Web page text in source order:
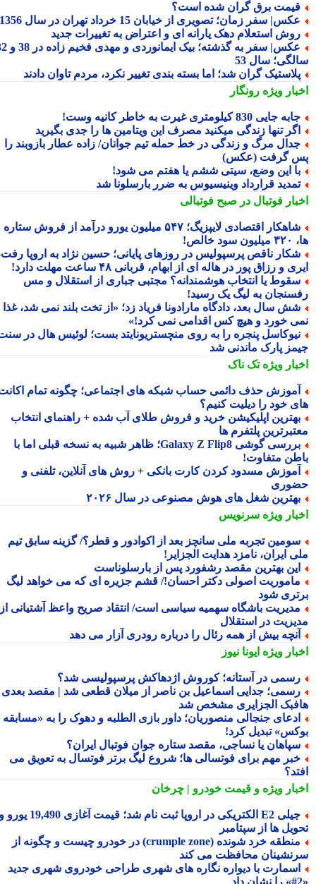
برق گران شده است؟
سفر زمان؛ تصویری از خیابان 15 خرداد تهران در سال 1356
استعلام دهک یارانه ای و اعتراض به تغییرات جدید
عکس| سفر به گذشته؛ بیک ایمانوردی و مهدی فخیم زاده در 38 و 32
سال 53
گران شد؛ اما بسته بندی تغییر نکرد، مردم تاوان دادند
ویژهرونگار
جایی 830 کیلومتری غیرت به خاطر کانیه وست!
تنها زندگی میکنید مصرف این ویتامین ها را جدی بگیرید
مرگ و زندگی در خط حمله تیم جوانان/ زاده عطار بازوبند را
گرفت (عکس)
این وضع، سیتی ششم یا هفتم می شود!
قرارداد وینیسیوس به ضرر بارسلونا شد
فوتبال در صبح فوتبالی
شاهکار اقتصادی لایپزیگ؛ ۵۴۷ میلیون یورو درآمد از فروش ستاره
ناقص پرسپولیس در روزهای پایانی؛ حسین نژاد به اروپا رفت،
و رزاق پور در هاله ای از ابهام، قربانی ۴۸ ساعت مهلت دارد!
یا انتخاب هوشمندانه؟ مجتبی جباری از استقلال و مس
به لیگ یک رسید!
سال بعد، دادگاه مارادونا فریاد زد؛ «از تخت بلند نمی شد، غذا
خورد و هیچ کس اقدامی نمی کرد!»
پنجره را به روی منچستریونایتد بست؛ لوئیس هال در سنت
پارک ماندنی شد
ویژهتک ناک
حذف دائمی حساب شبکه های اجتماعی؛ چگونه تمام اکانت
خود را دیلیت کنیم؟
اپلیکیشن خرید و فروش طلای آب شده + راهنمای انتخاب
پلتفرم ها
بررسی گوشی Galaxy Z Flip8؛ ظاهر شبیه به نسخه قبلی اما با
متفاوت!
مسدود کردن کارت بانکی + روش های آنلاین، تلفنی و
شغل های هوش مصنوعی در سال ۲۰۲۶
ویژهسرنویس
تجربه ملی سانچز بعد از اکوادور و قطر؟/ گزینه سابق تیم
ایران، نامزد هدایت الجزایر!
بهترین مقصد رشفورد پس از بارسلوناست
اصولی دکتر احسان!/ قشم جزیره ای که می خواهد لیگ
شود
باشگاه سهمیه سیاسی است/ انتقاد صریح واعظ آشتیانی از
در استقلال
بیش از همه رئال را درباره رودری آزار می دهد
ویژهایونا نیوز
در آستانه؛ کوروش اژدهاکش پرسپولیسی شد؟
جدایی اسماعیل بن ناصر از میلان قطعی شد | مقصد بعدی
الجزایری مشخص شد
جنجالی منصوریان؛ داور بازی الطلبه و دهوک را به «مسابقه
تبدیل کرد!
یا نساجی، مقصد ستاره جوان فوتبال ایران؟
مهم برای فوتسالی ها؛ شروع لیگ برتر فوتسال به تعویق می
ویژهو قیمت خودرو | چرخان
جیلی E2 الکتریکی در اروپا ثبت نام شد؛ قیمت آغازی 19,490 یورو و
ها از سپتامبر
منطقه خرد شونده (crumple zone) در خودرو چیست و چگونه از
محافظت می کند
با دیواره نگاره های شهری طراحی خودروی شهری جدید